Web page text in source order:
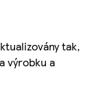
tak,
výrobku a